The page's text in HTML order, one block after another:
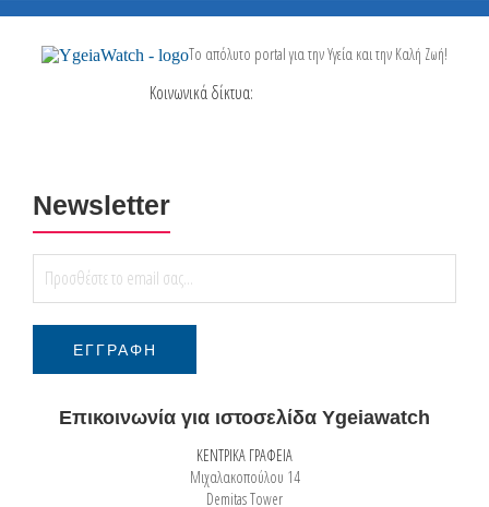
Το απόλυτο portal για την Υγεία και την Καλή Ζωή!
Κοινωνικά δίκτυα:
Newsletter
Επικοινωνία για ιστοσελίδα Ygeiawatch
ΚΕΝΤΡΙΚΑ ΓΡΑΦΕΙΑ
Μιχαλακοπούλου 14
Demitas Tower